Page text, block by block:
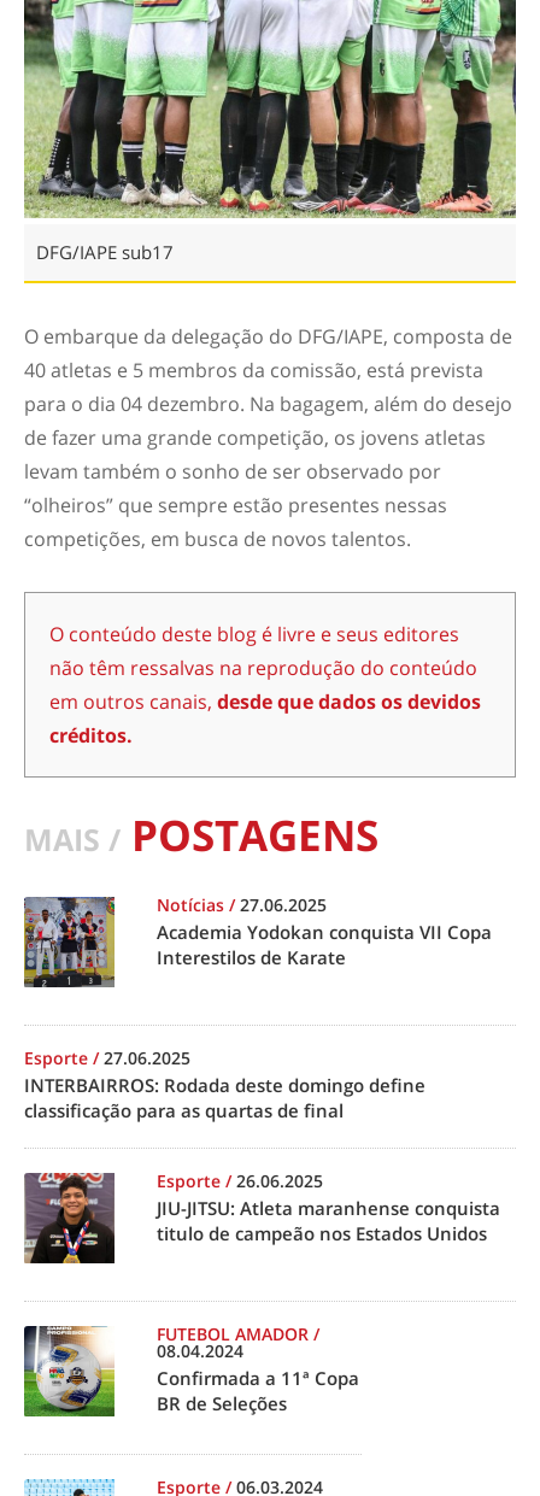
DFG/IAPE sub17
O embarque da delegação do DFG/IAPE, composta de
40 atletas e 5 membros da comissão, está prevista
para o dia 04 dezembro. Na bagagem, além do desejo
de fazer uma grande competição, os jovens atletas
levam também o sonho de ser observado por
“olheiros” que sempre estão presentes nessas
competições, em busca de novos talentos.
O conteúdo deste blog é livre e seus editores
não têm ressalvas na reprodução do conteúdo
em outros canais, desde que dados os devidos
créditos.
MAIS / POSTAGENS
Notícias /27.06.2025
Academia Yodokan conquista VII Copa
Interestilos de Karate
Esporte /27.06.2025
INTERBAIRROS: Rodada deste domingo define
classificação para as quartas de final
Esporte /26.06.2025
JIU-JITSU: Atleta maranhense conquista
titulo de campeão nos Estados Unidos
FUTEBOL AMADOR /
08.04.2024
Confirmada a 11ª Copa
BR de Seleções
Esporte /06.03.2024